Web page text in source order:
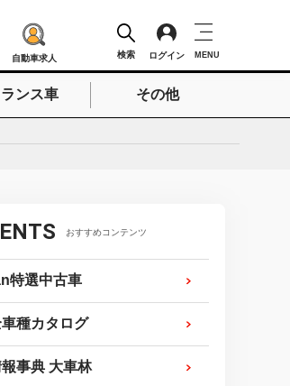
自動車求人 検索 ログイン MENU
ンス車 その他
おすすめコンテンツ
特選中古車
種カタログ
事典 大車林